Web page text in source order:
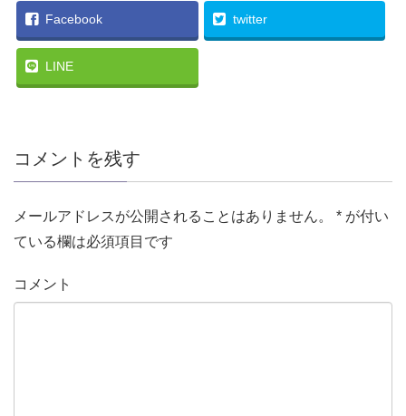
Facebook twitter
LINE
コメントを残す
メールアドレスが公開されることはありません。 * が付い
ている欄は必須項目です
コメント